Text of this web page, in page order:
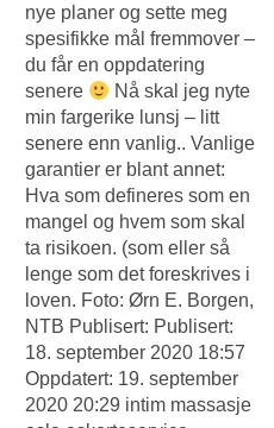
nye planer og sette meg
spesifikke mål fremmover –
du får en oppdatering
senere
Nå skal jeg nyte
min fargerike lunsj – litt
senere enn vanlig.. Vanlige
garantier er blant annet:
Hva som defineres som en
mangel og hvem som skal
ta risikoen. (som eller så
lenge som det foreskrives i
loven. Foto: Ørn E. Borgen,
NTB Publisert: Publisert:
18. september 2020 18:57
Oppdatert: 19. september
2020 20:29 intim massasje